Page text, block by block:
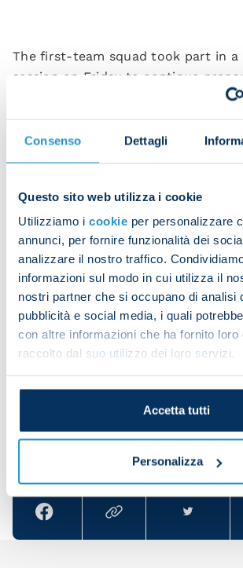
Consenso Dettagli
Questo sito web utilizza i cookie
Utilizziamo i cookie per personalizzare
annunci, per fornire funzionalità dei
analizzare il nostro traffico.
informazioni sul modo in cui utilizza il
nostri partner che si occupano di analisi
pubblicità e social media, i quali
con altre informazioni che ha fornito loro
raccolto dal suo utilizzo dei loro servizi.
Accetta tutti
Personalizza
The first-team squad took part in a
session on Friday to continue
Serie A Week 24 clash with Empoli
The players then took part in a
Finally, there were some tactical
piece work. Jack Raspadori
Share the article with your friends